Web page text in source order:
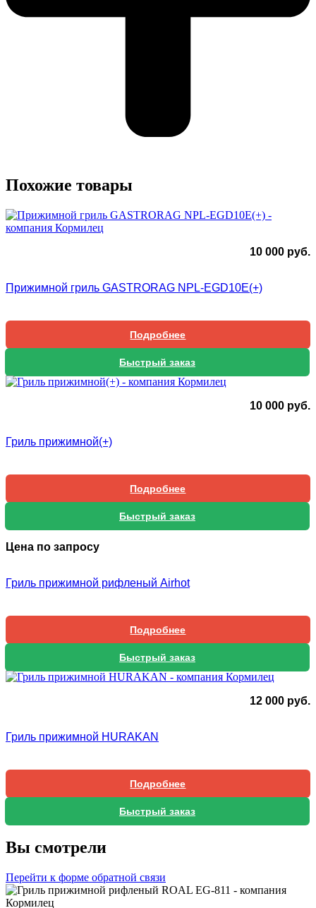
Похожие товары
10 000 руб.
Прижимной гриль GASTRORAG NPL-EGD10E(+)
Подробнее
Быстрый заказ
10 000 руб.
Гриль прижимной(+)
Подробнее
Быстрый заказ
Цена по запросу
Гриль прижимной рифленый Airhot
Подробнее
Быстрый заказ
12 000 руб.
Гриль прижимной HURAKAN
Подробнее
Быстрый заказ
Вы смотрели
Перейти к форме обратной связи